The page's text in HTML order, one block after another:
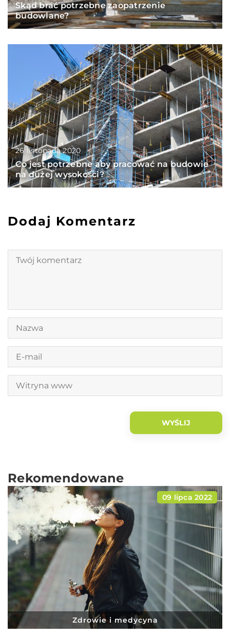
Skąd brać potrzebne zaopatrzenie
budowlane?
26 listopada 2020
Co jest potrzebne aby pracować na budowie
na dużej wysokości?
Dodaj Komentarz
Rekomendowane
09 lipca 2022
Zdrowie i medycyna